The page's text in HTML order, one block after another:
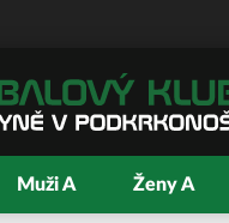
Muži A Ženy A